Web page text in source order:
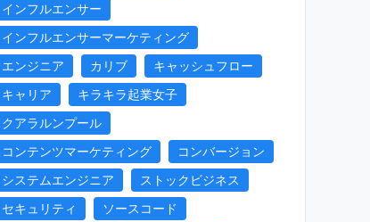
インフルエンサー
インフルエンサーマーケティング
エンジニア
カリブ
キャッシュフロー
キャリア
キラキラ起業女子
クアラルンプール
コンテンツマーケティング
コンバージョン
システムエンジニア
ストックビジネス
セキュリティ
ソースコード